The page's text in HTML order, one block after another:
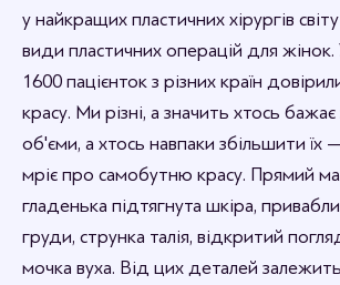
у найкращих пластичних хірургів
види пластичних операцій для
1600 пацієнток з різних країн
красу. Ми різні, а значить хтось
об'єми, а хтось навпаки збільшити їх
мріє про самобутню красу. Прямий
гладенька підтягнута шкіра,
груди, струнка талія, відкритий
мочка вуха. Від цих деталей